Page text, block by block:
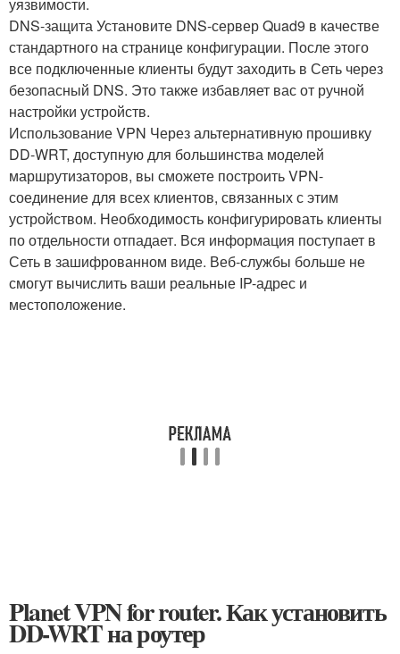
DNS-защита Установите DNS-сервер Quad9 в качестве
стандартного на странице конфигурации. После этого
все подключенные клиенты будут заходить в Сеть через
безопасный DNS. Это также избавляет вас от ручной
настройки устройств.
Использование VPN Через альтернативную прошивку
DD-WRT, доступную для большинства моделей
маршрутизаторов, вы сможете построить VPN-
соединение для всех клиентов, связанных с этим
устройством. Необходимость конфигурировать клиенты
по отдельности отпадает. Вся информация поступает в
Сеть в зашифрованном виде. Веб-службы больше не
смогут вычислить ваши реальные IP-адрес и
местоположение.
Planet VPN for router. Как установить
DD-WRT на роутер